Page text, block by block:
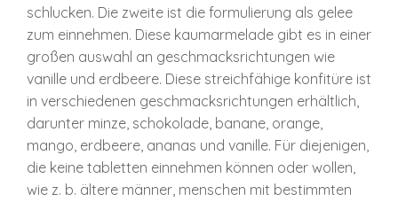
schlucken. Die zweite ist die formulierung als gelee
zum einnehmen. Diese kaumarmelade gibt es in einer
großen auswahl an geschmacksrichtungen wie
vanille und erdbeere. Diese streichfähige konfitüre ist
in verschiedenen geschmacksrichtungen erhältlich,
darunter minze, schokolade, banane, orange,
mango, erdbeere, ananas und vanille. Für diejenigen,
die keine tabletten einnehmen können oder wollen,
wie z. b. ältere männer, menschen mit bestimmten